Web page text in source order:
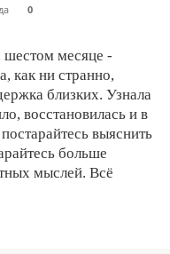
0
шестом месяце -
как ни странно,
близких. Узнала
восстановилась и в
выяснить
больше
мыслей. Всё